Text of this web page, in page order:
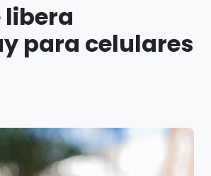
libera
para celulares